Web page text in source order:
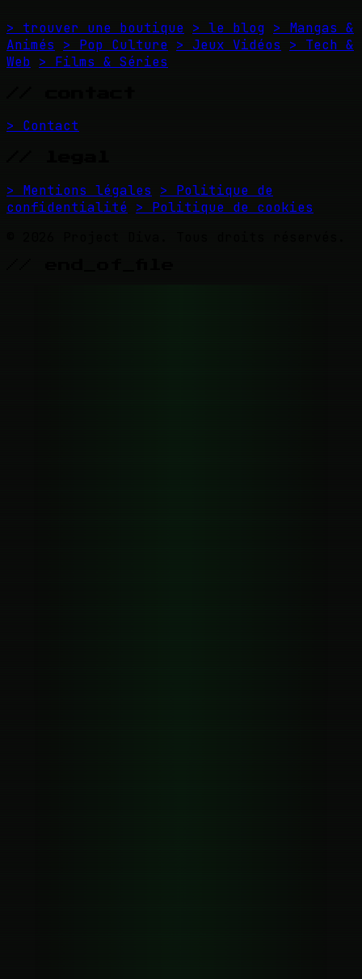
> trouver une boutique > le blog > Mangas &
Animés
> Pop Culture > Jeux Vidéos
> Tech &
Web > Films & Séries
> Contact
> Mentions légales
> Politique de
confidentialité > Politique de cookies